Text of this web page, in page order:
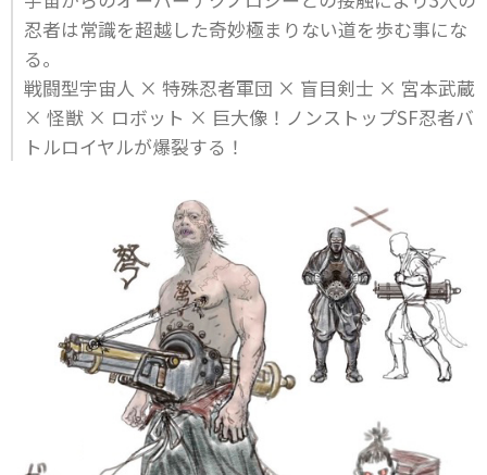
忍者は常識を超越した奇妙極まりない道を歩む事にな
る。
戦闘型宇宙人 × 特殊忍者軍団 × 盲目剣士 × 宮本武蔵
× 怪獣 × ロボット × 巨大像！ノンストップSF忍者バ
トルロイヤルが爆裂する！